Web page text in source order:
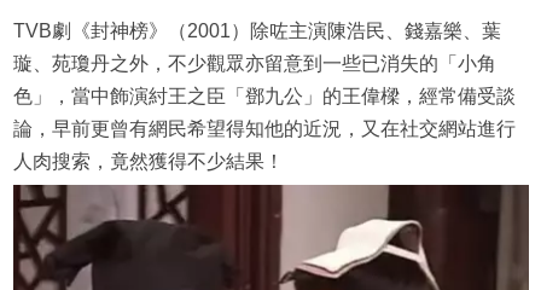
TVB劇《封神榜》（2001）除咗主演陳浩民、錢嘉樂、葉
璇、苑瓊丹之外，不少觀眾亦留意到一些已消失的「小角
色」，當中飾演紂王之臣「鄧九公」的王偉樑，經常備受談
論，早前更曾有網民希望得知他的近況，又在社交網站進行
人肉搜索，竟然獲得不少結果！